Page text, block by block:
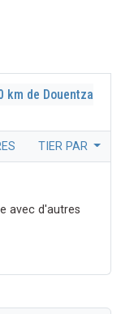
km de Douentza
TIER PAR
avec d'autres